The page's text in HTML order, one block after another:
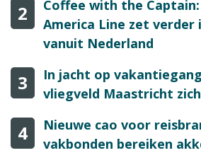
2
Coffee with the
America Line zet
vanuit Nederland
3
In jacht op
vliegveld Maastricht
4
Nieuwe cao voor
vakbonden bereiken